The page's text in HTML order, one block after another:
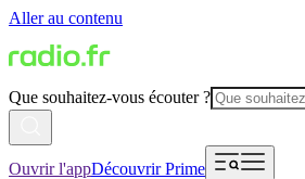
Aller au contenu
Que souhaitez-vous écouter ?
Ouvrir l'appDécouvrir Prime